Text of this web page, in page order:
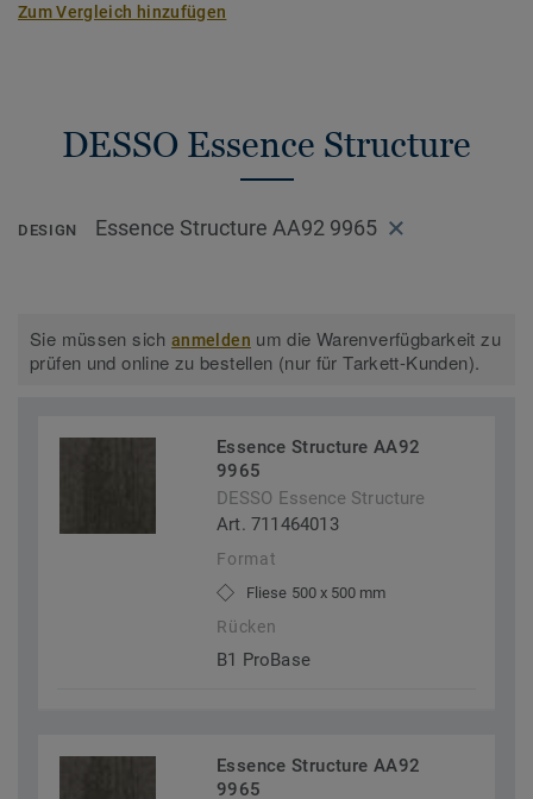
Zum Vergleich hinzufügen
DESSO Essence Structure
DESIGN Essence Structure AA92 9965
Sie müssen sichanmelden um die Warenverfügbarkeit zu
prüfen und online zu bestellen (nur für Tarkett-Kunden).
Essence Structure AA92
9965
DESSO Essence Structure
Art. 711464013
Format
Fliese 500 x 500 mm
Rücken
B1 ProBase
Essence Structure AA92
9965